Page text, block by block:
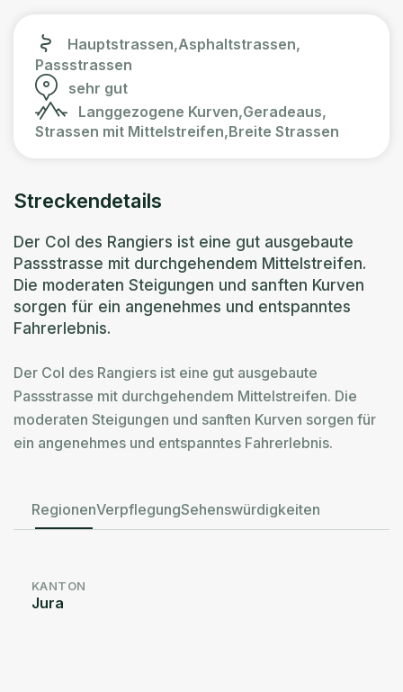
Hauptstrassen,Asphaltstrassen,
Passstrassen
sehr gut
Langgezogene Kurven,Geradeaus,
Strassen mit Mittelstreifen,Breite Strassen
Streckendetails
Der Col des Rangiers ist eine gut ausgebaute
Passstrasse mit durchgehendem Mittelstreifen.
Die moderaten Steigungen und sanften Kurven
sorgen für ein angenehmes und entspanntes
Fahrerlebnis.
Der Col des Rangiers ist eine gut ausgebaute
Passstrasse mit durchgehendem Mittelstreifen. Die
moderaten Steigungen und sanften Kurven sorgen für
ein angenehmes und entspanntes Fahrerlebnis.
RegionenVerpflegungSehenswürdigkeiten
KANTON
Jura